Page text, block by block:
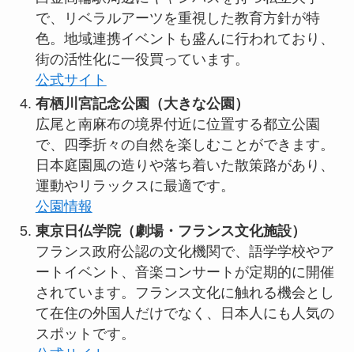
で、リベラルアーツを重視した教育方針が特
色。地域連携イベントも盛んに行われており、
街の活性化に一役買っています。
公式サイト
有栖川宮記念公園（大きな公園）
広尾と南麻布の境界付近に位置する都立公園
で、四季折々の自然を楽しむことができます。
日本庭園風の造りや落ち着いた散策路があり、
運動やリラックスに最適です。
公園情報
東京日仏学院（劇場・フランス文化施設）
フランス政府公認の文化機関で、語学学校やア
ートイベント、音楽コンサートが定期的に開催
されています。フランス文化に触れる機会とし
て在住の外国人だけでなく、日本人にも人気の
スポットです。